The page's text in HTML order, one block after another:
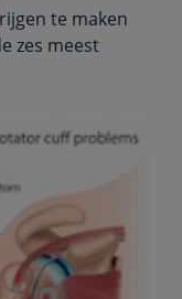
te maken
zes meest